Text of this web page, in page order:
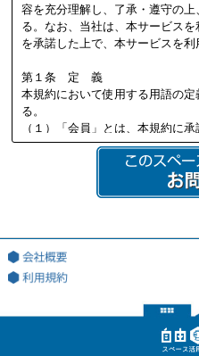
容を充分理解し、了承・遵守の
る。なお、当社は、本サービス
を承諾した上で、本サービスを利
第１条 定 義
本規約において使用する用語の
る。
（１）「会員」とは、本規約に
定する必要書類を提供し、当社
員資格を付与され会員登録を行
（２）「本サイト」とは、会員
本サービス専用のWEBサイト（
ことを希望する法人又は個人を意
（４）「登録情報」とは、当社が
（５）「利用契約」とは、第3条
立する会員による本サービスの
（６）「知的財産権」とは、著